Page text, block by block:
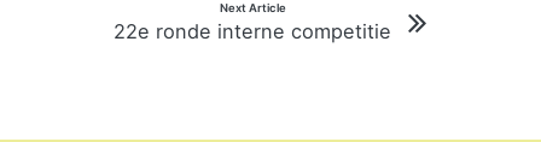
Next Article
22e ronde interne competitie